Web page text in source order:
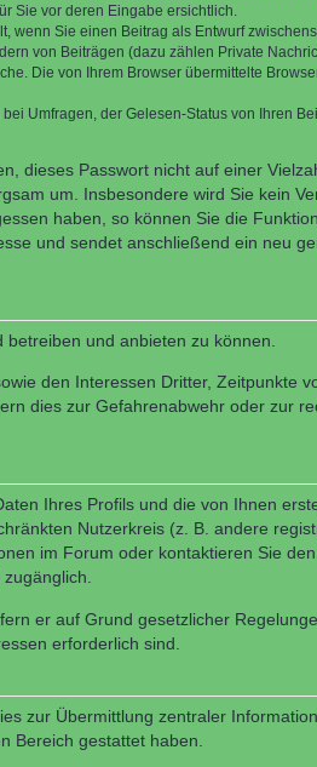
Sie vor deren Eingabe ersichtlich.
wenn Sie einen Beitrag als Entwurf
von Beiträgen (dazu zählen Private
Die von Ihrem Browser übermittelte
Umfragen, der Gelesen-Status von Ihren
dieses Passwort nicht auf einer
um. Insbesondere wird Sie kein
haben, so können Sie die
und sendet anschließend ein neu
und anbieten zu können.
den Interessen Dritter, Zeitpunkte
dies zur Gefahrenabwehr oder zur
Ihres Profils und die von Ihnen
Nutzerkreis (z. B. andere
im Forum oder kontaktieren Sie
er auf Grund gesetzlicher
erforderlich sind.
zur Übermittlung zentraler
Bereich gestattet haben.